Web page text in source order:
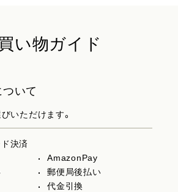
い物ガイド
いて
いただけます。
決済
AmazonPay
郵便局後払い
代金引換